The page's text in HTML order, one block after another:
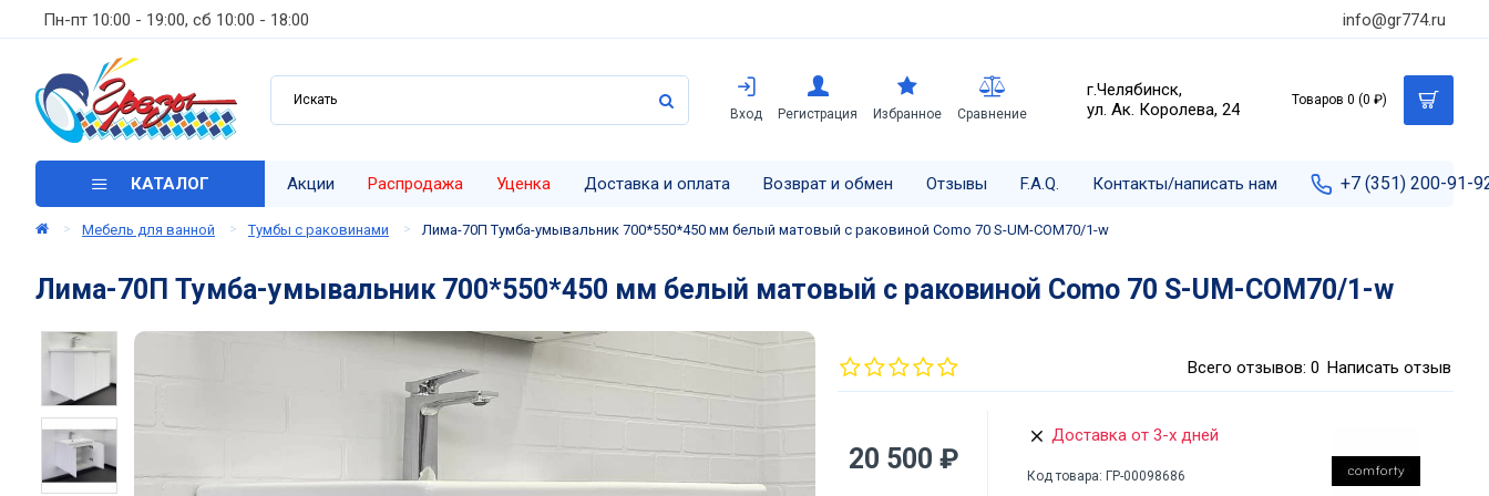
Пн-пт 10:00 - 19:00, сб 10:00 - 18:00 info@gr774.ru
Вход Регистрация Избранное Сравнение
г.Челябинск,
ул. Ак. Королева, 24
Товаров 0 (0 ₽)
КАТАЛОГ Акции Распродажа Уценка Доставка и оплата Возврат и обмен Отзывы F.A.Q. Контакты/написать нам +7 (351) 200-91-
Мебель для ванной Тумбы с раковинами Лима-70П Тумба-умывальник 700*550*450 мм белый матовый с раковиной Como 70 S-UM-COM70/1-w
Лима-70П Тумба-умывальник 700*550*450 мм белый матовый с раковиной Como 70 S-UM-COM70/1-w
Всего отзывов: 0 Написать отзыв
20 500 ₽
Доставка от 3-х дней
Код товара: ГР-00098686